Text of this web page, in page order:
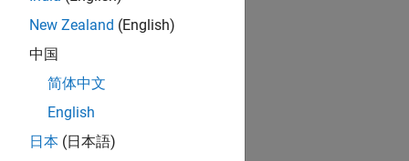
New Zealand (English)
中国
简体中文
English
日本 (日本語)